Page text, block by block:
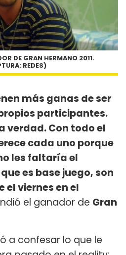
DE GRAN HERMANO 2011.
REDES)
más ganas de ser
participantes.
verdad. Con todo el
cada uno porque
les faltaría el
es base juego, son
el viernes en el
el ganador de Gran
a confesar lo que le